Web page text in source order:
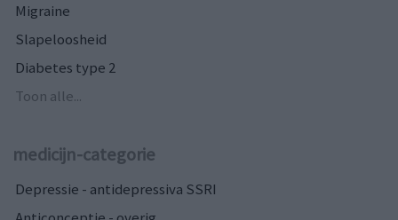
Migraine
Slapeloosheid
Diabetes type 2
Toon alle...
medicijn-categorie
Depressie - antidepressiva SSRI